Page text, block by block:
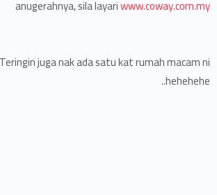
anugerahnya, sila layariwww.coway.com.my
juga nak ada satu kat rumah macam ni
hehehehe..